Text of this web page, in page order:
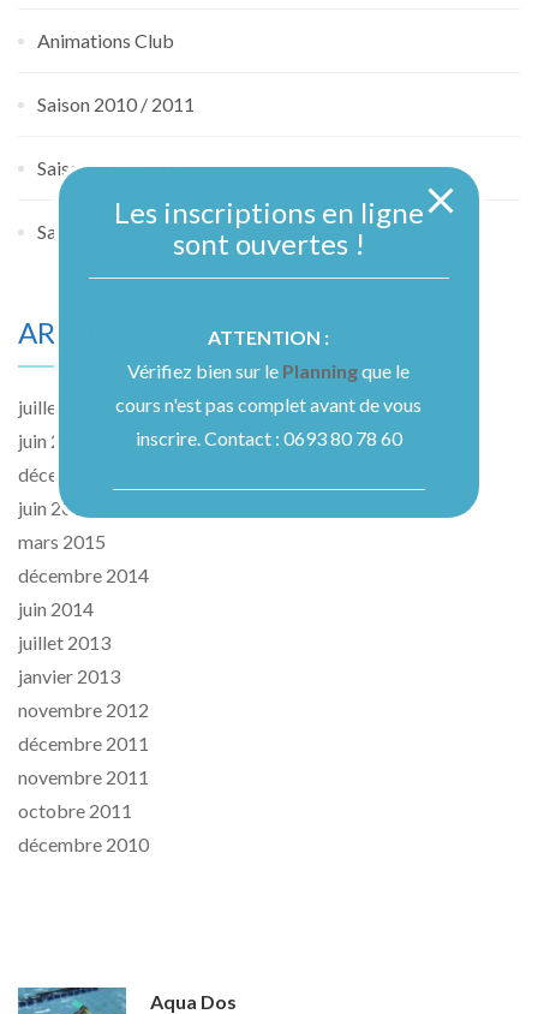
Animations Club
Saison 2010 / 2011
Saison 2011 / 2012
Saison 2012 / 2013
ARCHIVES
juillet 2018
juin 2017
décembre 2015
juin 2015
mars 2015
décembre 2014
juin 2014
juillet 2013
janvier 2013
novembre 2012
décembre 2011
novembre 2011
octobre 2011
décembre 2010
Aqua Dos
Les inscriptions en ligne
sont ouvertes !
ATTENTION :
Vérifiez bien sur le Planningque le
cours n'est pas complet avant de vous
inscrire. Contact : 0693 80 78 60